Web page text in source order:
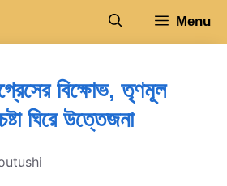
Menu
বিক্ষোভ, তৃণমূল
ঘিরে উত্তেজনা